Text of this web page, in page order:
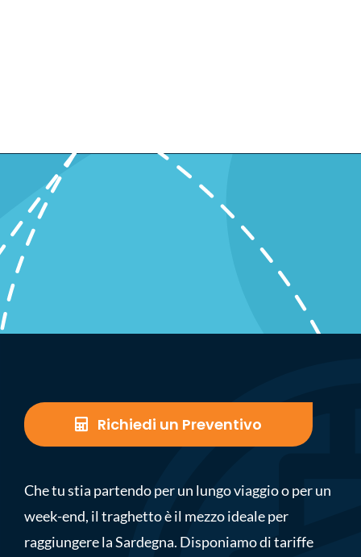
Richiedi un Preventivo
Che tu stia partendo per un lungo viaggio o per un
week-end, il traghetto è il mezzo ideale per
raggiungere la Sardegna. Disponiamo di tariffe